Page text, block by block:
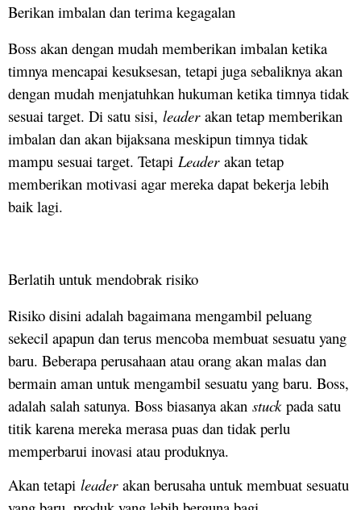
Berikan imbalan dan terima kegagalan
Boss akan dengan mudah memberikan imbalan ketika
timnya mencapai kesuksesan, tetapi juga sebaliknya akan
dengan mudah menjatuhkan hukuman ketika timnya tidak
sesuai target. Di satu sisi, leaderakan tetap memberikan
imbalan dan akan bijaksana meskipun timnya tidak
mampu sesuai target. Tetapi Leaderakan tetap
memberikan motivasi agar mereka dapat bekerja lebih
baik lagi.
Berlatih untuk mendobrak risiko
Risiko disini adalah bagaimana mengambil peluang
sekecil apapun dan terus mencoba membuat sesuatu yang
baru. Beberapa perusahaan atau orang akan malas dan
bermain aman untuk mengambil sesuatu yang baru. Boss,
adalah salah satunya. Boss biasanya akan stuckpada satu
titik karena mereka merasa puas dan tidak perlu
memperbarui inovasi atau produknya.
Akan tetapi leaderakan berusaha untuk membuat sesuatu